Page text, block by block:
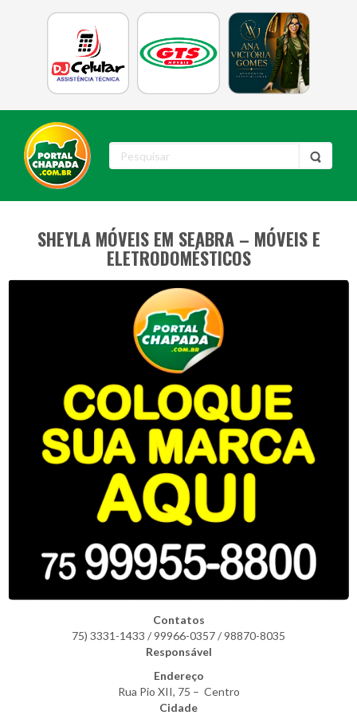
SHEYLA MÓVEIS EM SEABRA – MÓVEIS E
ELETRODOMÉSTICOS
Contatos
75) 3331-1433 / 99966-0357 / 98870-8035
Responsável
Endereço
Rua Pio XII, 75 – Centro
Cidade